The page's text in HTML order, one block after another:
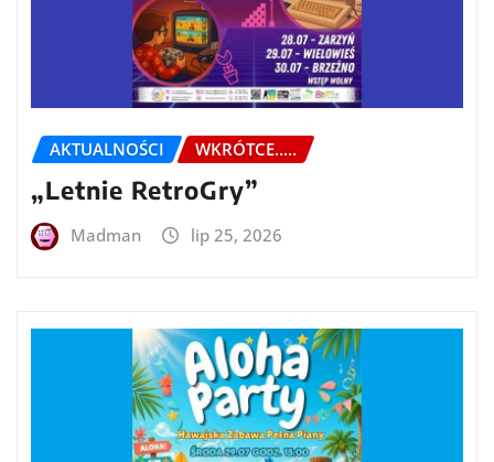
AKTUALNOŚCI WKRÓTCE.....
„Letnie RetroGry”
Madman lip 25, 2026